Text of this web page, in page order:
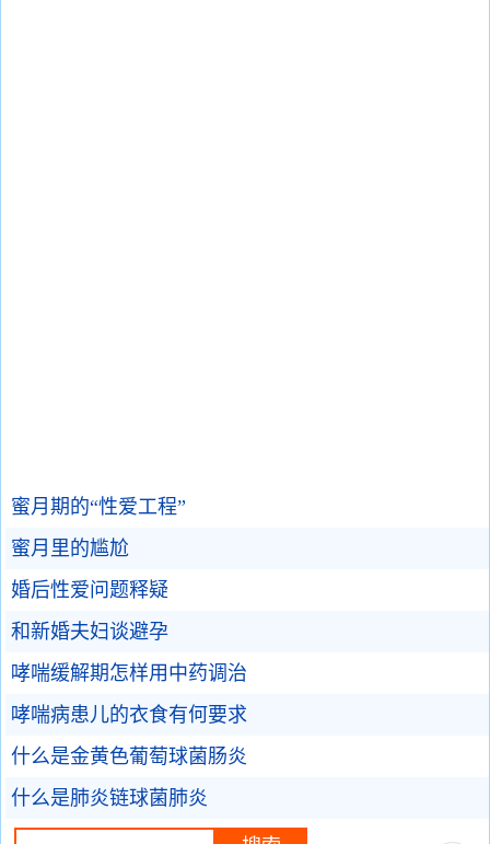
蜜月期的“性爱工程”
蜜月里的尴尬
婚后性爱问题释疑
和新婚夫妇谈避孕
哮喘缓解期怎样用中药调治
哮喘病患儿的衣食有何要求
什么是金黄色葡萄球菌肠炎
什么是肺炎链球菌肺炎